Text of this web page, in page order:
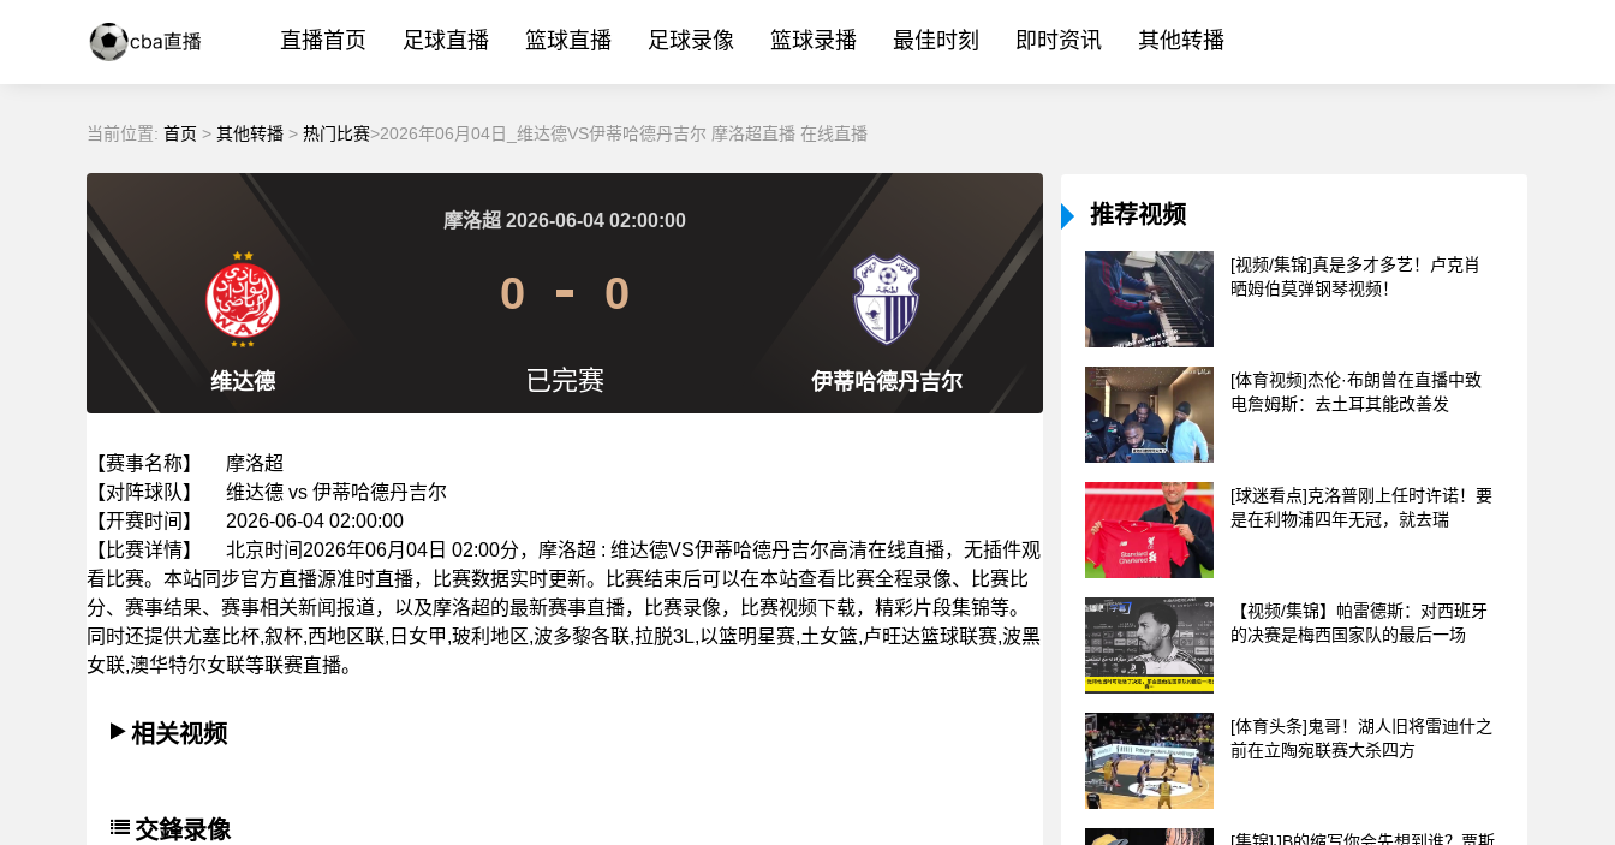
直播首页 足球直播 篮球直播 足球录像 篮球录播 最佳时刻 即时资讯 其他转播
当前位置: 首页 > 其他转播 > 热门比赛>2026年06月04日_维达德VS伊蒂哈德丹吉尔 摩洛超直播 在线直播
维达德 伊蒂哈德丹吉尔
摩洛超 2026-06-04 02:00:00
0 0
已完赛
【赛事名称】
摩洛超
【对阵球队】
维达德 vs 伊蒂哈德丹吉尔
【开赛时间】
2026-06-04 02:00:00
【比赛详情】
北京时间2026年06月04日 02:00分，摩洛超 : 维达德VS伊蒂哈德丹吉尔高清在线直播，无插件观
看比赛。本站同步官方直播源准时直播，比赛数据实时更新。比赛结束后可以在本站查看比赛全程录像、比赛比
分、赛事结果、赛事相关新闻报道，以及摩洛超的最新赛事直播，比赛录像，比赛视频下载，精彩片段集锦等。
同时还提供尤塞比杯,叙杯,西地区联,日女甲,玻利地区,波多黎各联,拉脱3L,以篮明星赛,土女篮,卢旺达篮球联赛,波黑
女联,澳华特尔女联等联赛直播。
相关视频
交鋒录像
推荐视频
[视频/集锦]真是多才多艺！卢克肖
晒姆伯莫弹钢琴视频！
[体育视频]杰伦·布朗曾在直播中致
电詹姆斯：去土耳其能改善发
[球迷看点]克洛普刚上任时许诺！要
是在利物浦四年无冠，就去瑞
【视频/集锦】帕雷德斯：对西班牙
的决赛是梅西国家队的最后一场
[体育头条]鬼哥！湖人旧将雷迪什之
前在立陶宛联赛大杀四方